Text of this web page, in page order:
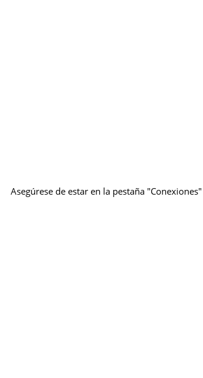
Asegúrese de estar en la pestaña